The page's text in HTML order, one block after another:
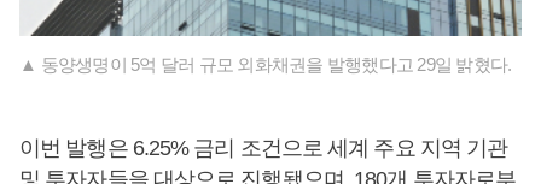
▲ 동양생명이 5억 달러 규모 외화채권을 발행했다고 29일 밝혔다.
이번 발행은 6.25% 금리 조건으로 세계 주요 지역 기관
및 투자자들을 대상으로 진행됐으며, 180개 투자자로부